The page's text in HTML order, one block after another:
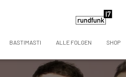
BASTIMASTI ALLE FOLGEN SHOP